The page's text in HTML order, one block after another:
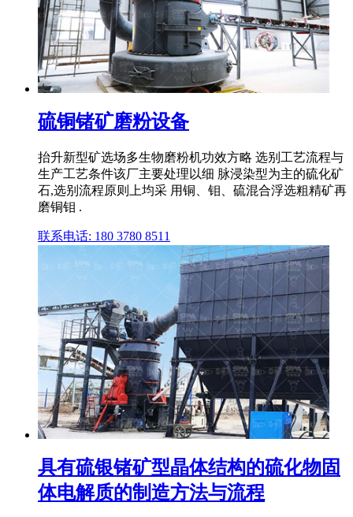
硫铜锗矿磨粉设备
抬升新型矿选场多生物磨粉机功效方略 选别工艺流程与
生产工艺条件该厂主要处理以细 脉浸染型为主的硫化矿
石,选别流程原则上均采 用铜、钼、硫混合浮选粗精矿再
磨铜钼 .
联系电话: 180 3780 8511
具有硫银锗矿型晶体结构的硫化物固
体电解质的制造方法与流程